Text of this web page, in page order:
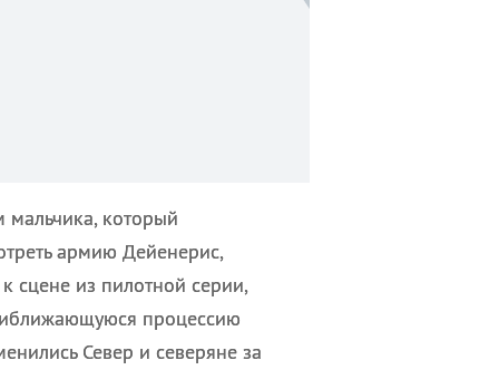
который
армию Дейенерис,
сцене из пилотной серии,
процессию
Север и северяне за